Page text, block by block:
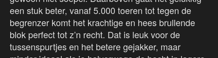
een stuk beter, vanaf 5.000 toeren tot tegen de
begrenzer komt het krachtige en hees brullende
blok perfect tot z’n recht. Dat is leuk voor de
tussenspurtjes en het betere gejakker, maar